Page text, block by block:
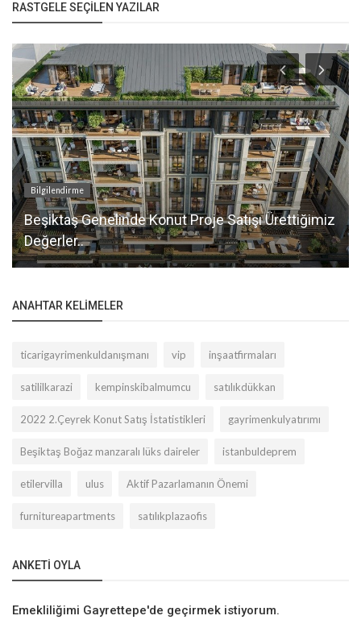
RASTGELE SEÇILEN YAZILAR
Bilgilendirme
Beşiktaş Genelinde Konut Proje Satışı Ürettiğimiz
Değerler..
ANAHTAR KELIMELER
ticarigayrimenkuldanışmanı vip inşaatfirmaları
satililkarazi kempinskibalmumcu satılıkdükkan
2022 2.Çeyrek Konut Satış İstatistikleri gayrimenkulyatırımı
Beşiktaş Boğaz manzaralı lüks daireler istanbuldeprem
etilervilla ulus Aktif Pazarlamanın Önemi
furnitureapartments satılıkplazaofis
ANKETI OYLA
Emekliliğimi Gayrettepe'de geçirmek istiyorum.